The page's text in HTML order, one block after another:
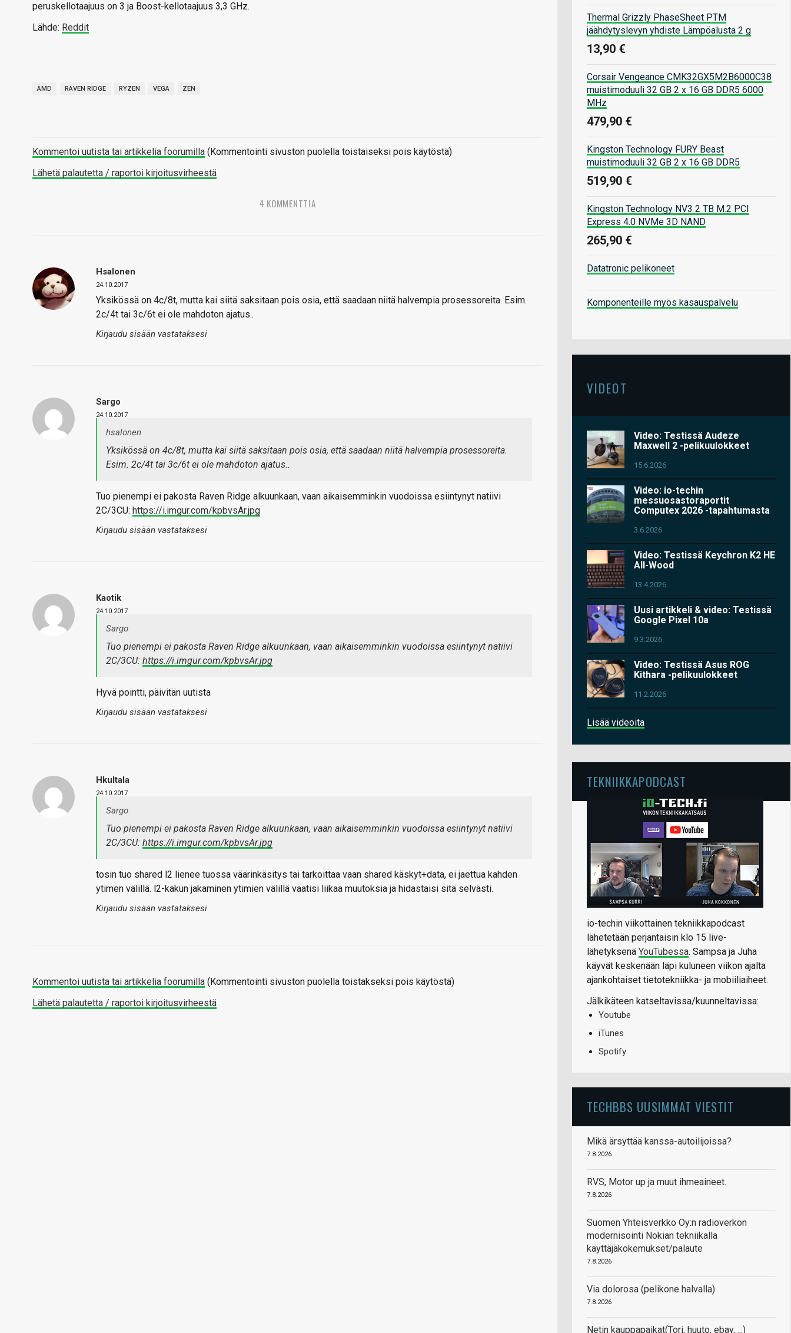
peruskellotaajuus on 3 ja Boost-kellotaajuus 3,3 GHz.
Lähde: Reddit
AMD RAVEN RIDGE RYZEN VEGA ZEN
Kommentoi uutista tai artikkelia foorumilla (Kommentointi sivuston puolella toistaiseksi pois käytöstä)
Lähetä palautetta / raportoi kirjoitusvirheestä
4 KOMMENTTIA
Hsalonen
24.10.2017
Yksikössä on 4c/8t, mutta kai siitä saksitaan pois osia, että saadaan niitä halvempia prosessoreita. Esim.
2c/4t tai 3c/6t ei ole mahdoton ajatus..
Kirjaudu sisään vastataksesi
Sargo
24.10.2017
hsalonen
Yksikössä on 4c/8t, mutta kai siitä saksitaan pois osia, että saadaan niitä halvempia prosessoreita.
Esim. 2c/4t tai 3c/6t ei ole mahdoton ajatus..
Tuo pienempi ei pakosta Raven Ridge alkuunkaan, vaan aikaisemminkin vuodoissa esiintynyt natiivi
2C/3CU: https://i.imgur.com/kpbvsAr.jpg
Kirjaudu sisään vastataksesi
Kaotik
24.10.2017
Sargo
Tuo pienempi ei pakosta Raven Ridge alkuunkaan, vaan aikaisemminkin vuodoissa esiintynyt natiivi
2C/3CU: https://i.imgur.com/kpbvsAr.jpg
Hyvä pointti, päivitän uutista
Kirjaudu sisään vastataksesi
Hkultala
24.10.2017
Sargo
Tuo pienempi ei pakosta Raven Ridge alkuunkaan, vaan aikaisemminkin vuodoissa esiintynyt natiivi
2C/3CU: https://i.imgur.com/kpbvsAr.jpg
tosin tuo shared l2 lienee tuossa väärinkäsitys tai tarkoittaa vaan shared käskyt+data, ei jaettua kahden
ytimen välillä. l2-kakun jakaminen ytimien välillä vaatisi liikaa muutoksia ja hidastaisi sitä selvästi.
Kirjaudu sisään vastataksesi
Kommentoi uutista tai artikkelia foorumilla (Kommentointi sivuston puolella toistakseksi pois käytöstä)
Lähetä palautetta / raportoi kirjoitusvirheestä
Thermal Grizzly PhaseSheet PTM
jäähdytyslevyn yhdiste Lämpöalusta 2 g
13,90 €
Corsair Vengeance CMK32GX5M2B6000C38
muistimoduuli 32 GB 2 x 16 GB DDR5 6000
MHz
479,90 €
Kingston Technology FURY Beast
muistimoduuli 32 GB 2 x 16 GB DDR5
519,90 €
Kingston Technology NV3 2 TB M.2 PCI
Express 4.0 NVMe 3D NAND
265,90 €
Datatronic pelikoneet
Komponenteille myös kasauspalvelu
VIDEOT
Video: Testissä Audeze
Maxwell 2 -pelikuulokkeet
15.6.2026
Video: io-techin
messuosastoraportit
Computex 2026 -tapahtumasta
3.6.2026
Video: Testissä Keychron K2 HE
All-Wood
13.4.2026
Uusi artikkeli & video: Testissä
Google Pixel 10a
9.3.2026
Video: Testissä Asus ROG
Kithara -pelikuulokkeet
11.2.2026
Lisää videoita
TEKNIIKKAPODCAST
io-techin viikottainen tekniikkapodcast
lähetetään perjantaisin klo 15 live-
lähetyksenä YouTubessa. Sampsa ja Juha
käyvät keskenään läpi kuluneen viikon ajalta
ajankohtaiset tietotekniikka- ja mobiiliaiheet.
Jälkikäteen katseltavissa/kuunneltavissa:
Youtube
iTunes
Spotify
TECHBBS UUSIMMAT VIESTIT
Mikä ärsyttää kanssa-autoilijoissa?
7.8.2026
RVS, Motor up ja muut ihmeaineet.
7.8.2026
Suomen Yhteisverkko Oy:n radioverkon
modernisointi Nokian tekniikalla
käyttäjäkokemukset/palaute
7.8.2026
Via dolorosa (pelikone halvalla)
7.8.2026
Netin kauppapaikat(Tori, huuto, ebay, ...)